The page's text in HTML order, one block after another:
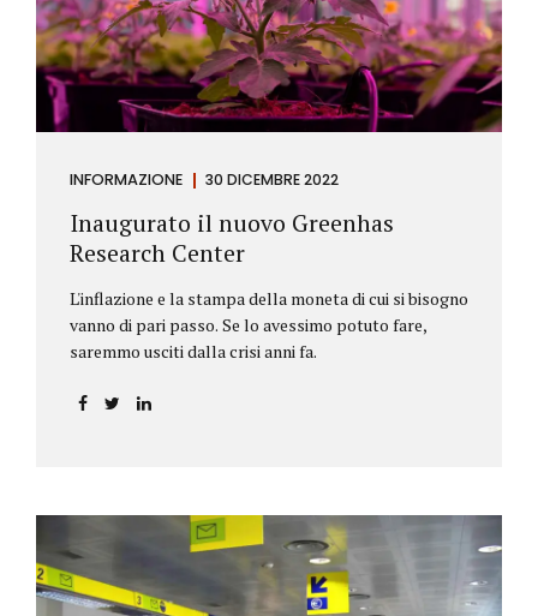
INFORMAZIONE 30 DICEMBRE 2022
Inaugurato il nuovo Greenhas
Research Center
L'inflazione e la stampa della moneta di cui si bisogno
vanno di pari passo. Se lo avessimo potuto fare,
saremmo usciti dalla crisi anni fa.